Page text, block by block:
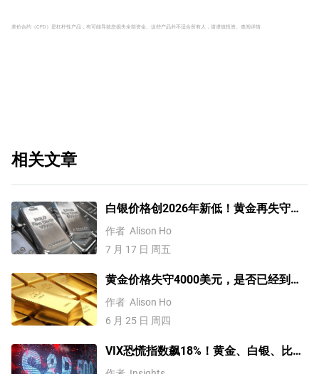
差价合约（CFD）是杠杆性产品，有可能导致您损失全部资金。这些产品并不适合所有人，请谨慎投资。 查阅详情
相关文章
白银价格创2026年新低！黄金再失守
4000美元关口，何时才能反弹？
作者 Alison Ho
7 月 17 日 周五
黄金价格失守4000美元，是否已经到
底？分析师这样说
作者 Alison Ho
6 月 25 日 周四
VIX恐慌指数飙18%！黄金、白银、比特
币、标普500技术分析